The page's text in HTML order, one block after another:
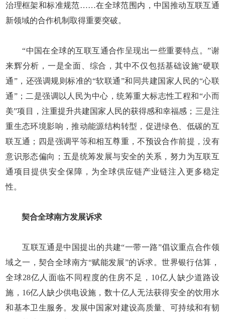
治理框架和标准规范……在全球范围内，中国推动互联互通
新领域的合作机制取得重要突破。
“中国在全球的互联互通合作呈现出一些重要特点。”谢
来辉分析，一是全面、综合，其中不仅包括基础设施“硬联
通”，还强调规则标准的“软联通”和同共建国家人民的“心联
通”；二是强调以人民为中心，统筹重大标志性工程和“小而
美”项目，注重提升共建国家人民的获得感和幸福感；三是注
重生态环境影响，推动能源结构转型，促进绿色、低碳的互
联互通；四是强调平等和相互尊重，不预设合作前提，没有
意识形态偏向；五是统筹发展与安全的关系，努力为互联互
通项目提供安全保障，为全球供应链产业链注入更多稳定
性。
契合全球南方发展诉求
互联互通是中国提出的共建“一带一路”倡议重点合作领
域之一，契合全球南方“赋能发展”的诉求。世界银行估算，
全球28亿人面临不同程度的住房不足，10亿人缺少道路设
施，16亿人缺少供电设施，数十亿人无法获得安全的饮用水
和基本卫生服务。发展中国家对建设高质量、可持续和有韧